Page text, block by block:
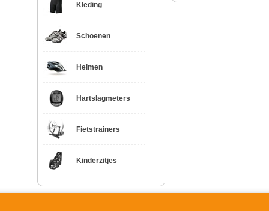
Kleding
Schoenen
Helmen
Hartslagmeters
Fietstrainers
Kinderzitjes